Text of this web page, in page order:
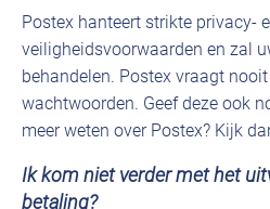
Postex hanteert strikte privacy-
veiligheidsvoorwaarden en zal
behandelen. Postex vraagt
wachtwoorden. Geef deze ook
meer weten over Postex? Kijk
Ik kom niet verder met het
betaling?